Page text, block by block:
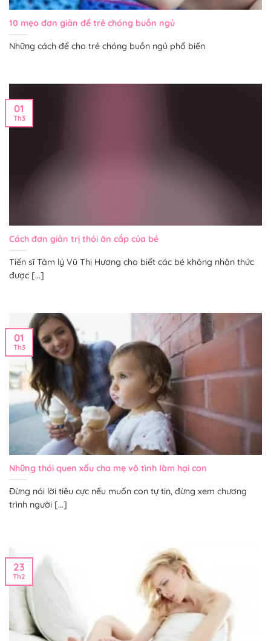
10 mẹo đơn giản để trẻ chóng buồn ngủ
Những cách để cho trẻ chóng buồn ngủ phổ biến
Cách đơn giản trị thói ăn cắp của bé
Tiến sĩ Tâm lý Vũ Thị Hương cho biết các bé không nhận thức
được [...]
01
Th3
Những thói quen xấu cha mẹ vô tình làm hại con
Đừng nói lời tiêu cực nếu muốn con tự tin, đừng xem chương
trình người [...]
01
Th3
23
Th2